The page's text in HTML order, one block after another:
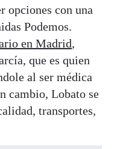
opciones con una
Podemos.
en Madrid,
que es quien
al ser médica
cambio, Lobato se
transportes,